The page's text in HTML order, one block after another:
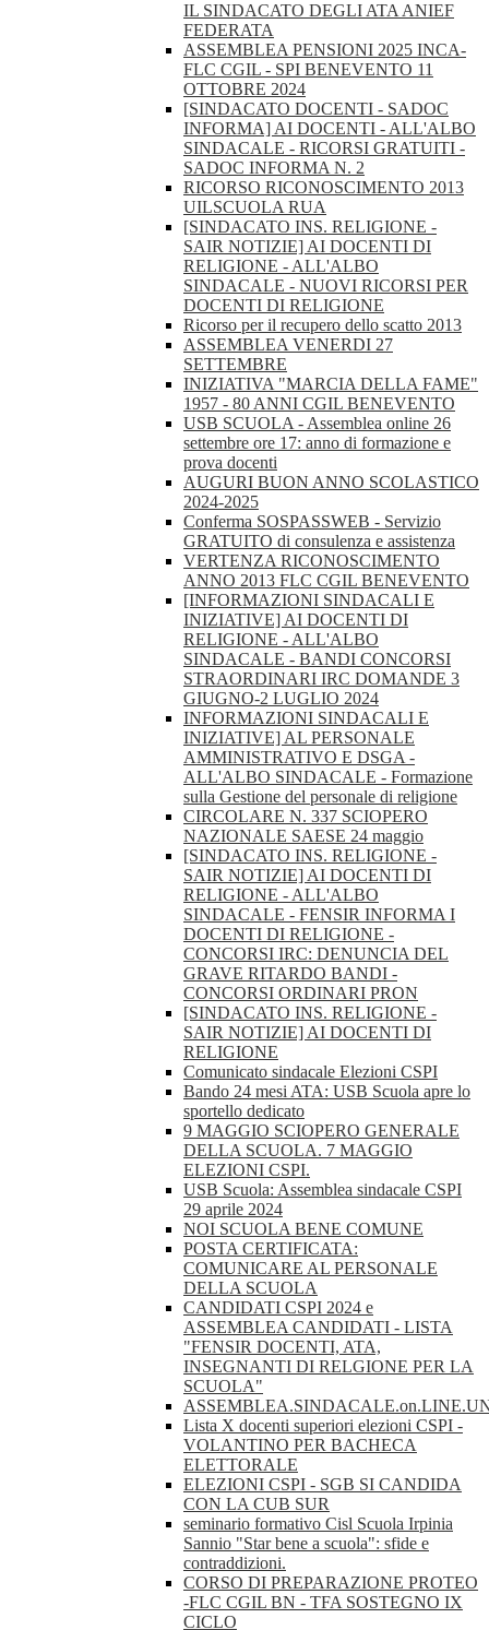
IL SINDACATO DEGLI ATA ANIEF
FEDERATA
ASSEMBLEA PENSIONI 2025 INCA-
FLC CGIL - SPI BENEVENTO 11
OTTOBRE 2024
[SINDACATO DOCENTI - SADOC
INFORMA] AI DOCENTI - ALL'ALBO
SINDACALE - RICORSI GRATUITI -
SADOC INFORMA N. 2
RICORSO RICONOSCIMENTO 2013
UILSCUOLA RUA
[SINDACATO INS. RELIGIONE -
SAIR NOTIZIE] AI DOCENTI DI
RELIGIONE - ALL'ALBO
SINDACALE - NUOVI RICORSI PER
DOCENTI DI RELIGIONE
Ricorso per il recupero dello scatto 2013
ASSEMBLEA VENERDI 27
SETTEMBRE
INIZIATIVA "MARCIA DELLA FAME"
1957 - 80 ANNI CGIL BENEVENTO
USB SCUOLA - Assemblea online 26
settembre ore 17: anno di formazione e
prova docenti
AUGURI BUON ANNO SCOLASTICO
2024-2025
Conferma SOSPASSWEB - Servizio
GRATUITO di consulenza e assistenza
VERTENZA RICONOSCIMENTO
ANNO 2013 FLC CGIL BENEVENTO
[INFORMAZIONI SINDACALI E
INIZIATIVE] AI DOCENTI DI
RELIGIONE - ALL'ALBO
SINDACALE - BANDI CONCORSI
STRAORDINARI IRC DOMANDE 3
GIUGNO-2 LUGLIO 2024
INFORMAZIONI SINDACALI E
INIZIATIVE] AL PERSONALE
AMMINISTRATIVO E DSGA -
ALL'ALBO SINDACALE - Formazione
sulla Gestione del personale di religione
CIRCOLARE N. 337 SCIOPERO
NAZIONALE SAESE 24 maggio
[SINDACATO INS. RELIGIONE -
SAIR NOTIZIE] AI DOCENTI DI
RELIGIONE - ALL'ALBO
SINDACALE - FENSIR INFORMA I
DOCENTI DI RELIGIONE -
CONCORSI IRC: DENUNCIA DEL
GRAVE RITARDO BANDI -
CONCORSI ORDINARI PRON
[SINDACATO INS. RELIGIONE -
SAIR NOTIZIE] AI DOCENTI DI
RELIGIONE
Comunicato sindacale Elezioni CSPI
Bando 24 mesi ATA: USB Scuola apre lo
sportello dedicato
9 MAGGIO SCIOPERO GENERALE
DELLA SCUOLA. 7 MAGGIO
ELEZIONI CSPI.
USB Scuola: Assemblea sindacale CSPI
29 aprile 2024
NOI SCUOLA BENE COMUNE
POSTA CERTIFICATA:
COMUNICARE AL PERSONALE
DELLA SCUOLA
CANDIDATI CSPI 2024 e
ASSEMBLEA CANDIDATI - LISTA
"FENSIR DOCENTI, ATA,
INSEGNANTI DI RELGIONE PER LA
SCUOLA"
Lista X docenti superiori elezioni CSPI -
VOLANTINO PER BACHECA
ELETTORALE
ELEZIONI CSPI - SGB SI CANDIDA
CON LA CUB SUR
seminario formativo Cisl Scuola Irpinia
Sannio "Star bene a scuola": sfide e
contraddizioni.
CORSO DI PREPARAZIONE PROTEO
-FLC CGIL BN - TFA SOSTEGNO IX
CICLO